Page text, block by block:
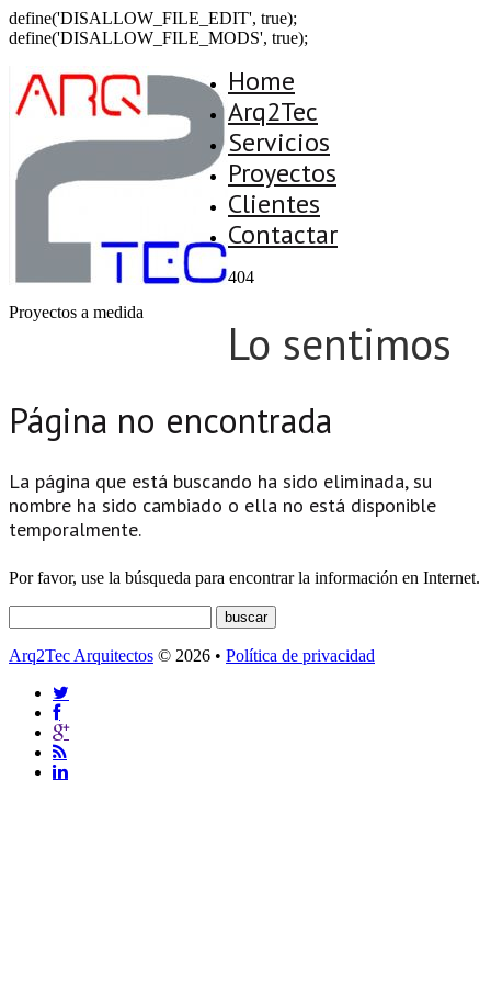
define('DISALLOW_FILE_EDIT', true);
define('DISALLOW_FILE_MODS', true);
Proyectos a medida
Home
Arq2Tec
Servicios
Proyectos
Clientes
Contactar
404
Lo sentimos
Página no encontrada
La página que está buscando ha sido eliminada, su
nombre ha sido cambiado o ella no está disponible
temporalmente.
Por favor, use la búsqueda para encontrar la información en Internet.
Arq2Tec Arquitectos © 2026 • Política de privacidad